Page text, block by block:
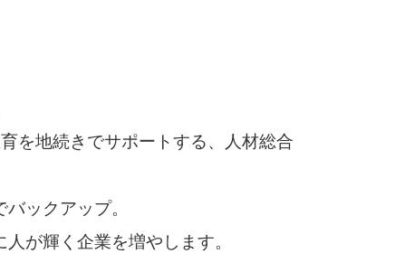
を地続きでサポートする、人材総合
ックアップ。
が輝く企業を増やします。